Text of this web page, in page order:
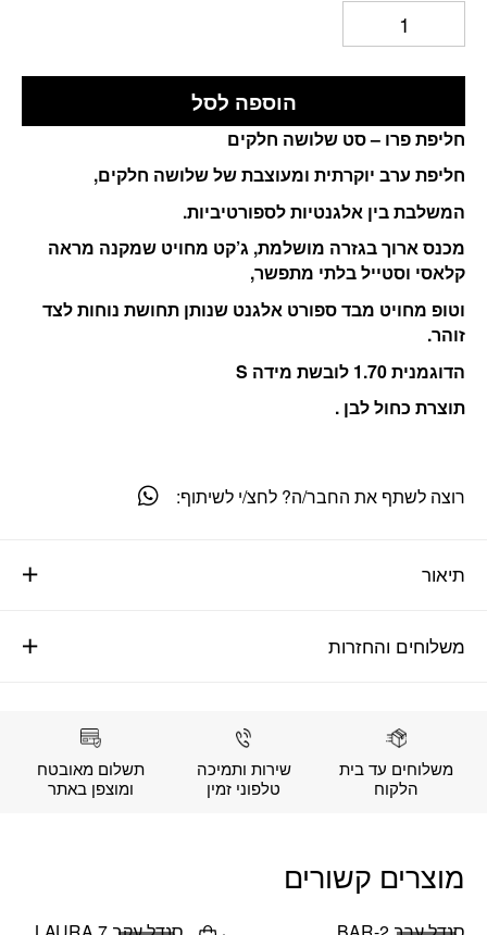
הוספה לסל
חליפת פרו – סט שלושה חלקים
חליפת ערב יוקרתית ומעוצבת של שלושה חלקים,
המשלבת בין אלגנטיות לספורטיביות.
מכנס ארוך בגזרה מושלמת, ג’קט מחויט שמקנה מראה
קלאסי וסטייל בלתי מתפשר,
וטופ מחויט מבד ספורט אלגנט שנותן תחושת נוחות לצד
זוהר.
הדוגמנית 1.70 לובשת מידה S
תוצרת כחול לבן .
תיאור
משלוחים והחזרות
משלוחים עד בית
הלקוח
שירות ותמיכה
טלפוני זמין
תשלום מאובטח
ומוצפן באתר
רוצה לשתף את החבר/ה? לחצ/י לשיתוף:
מוצרים קשורים